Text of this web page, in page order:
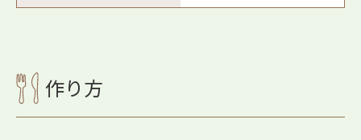
作り方